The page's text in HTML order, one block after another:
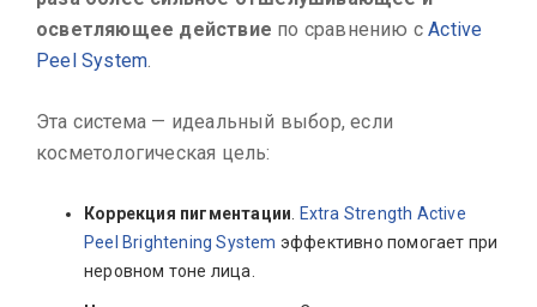
осветляющее действие по сравнению сActive
Peel System
Эта система — идеальный выбор, если
косметологическая цель:
Коррекция пигментации
Extra Strength Active
Peel Brightening System эффективно помогает при
неровном тоне лица.